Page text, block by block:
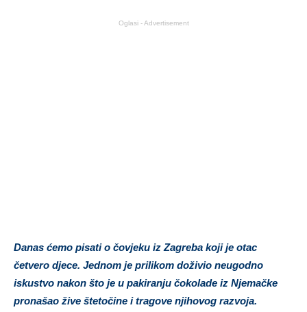
Oglasi - Advertisement
Danas ćemo pisati o čovjeku iz Zagreba koji je otac
četvero djece. Jednom je prilikom doživio neugodno
iskustvo nakon što je u pakiranju čokolade iz Njemačke
pronašao žive štetočine i tragove njihovog razvoja.